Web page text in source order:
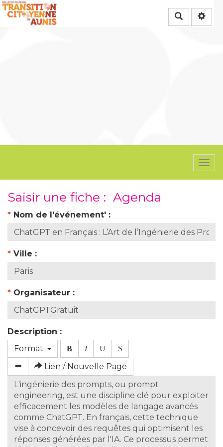
Rechercher
Saisir une fiche : Agenda
* Nom de l'événement' :
* Ville :
* Organisateur :
Description :
Format
B I U S
Lien / Nouvelle Page